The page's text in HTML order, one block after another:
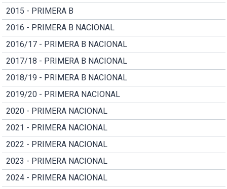
2015 - PRIMERA B
2016 - PRIMERA B NACIONAL
2016/17 - PRIMERA B NACIONAL
2017/18 - PRIMERA B NACIONAL
2018/19 - PRIMERA B NACIONAL
2019/20 - PRIMERA NACIONAL
2020 - PRIMERA NACIONAL
2021 - PRIMERA NACIONAL
2022 - PRIMERA NACIONAL
2023 - PRIMERA NACIONAL
2024 - PRIMERA NACIONAL